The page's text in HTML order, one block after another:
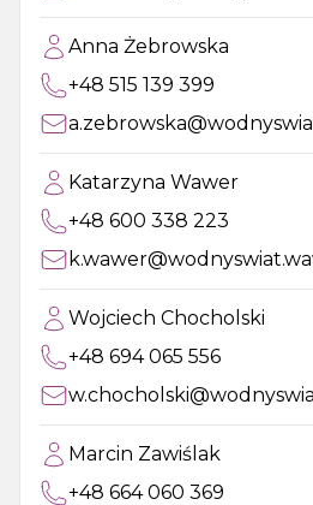
Anna Żebrowska
+48 515 139 399
Katarzyna Wawer
+48 600 338 223
Wojciech Chocholski
+48 694 065 556
Marcin Zawiślak
+48 664 060 369